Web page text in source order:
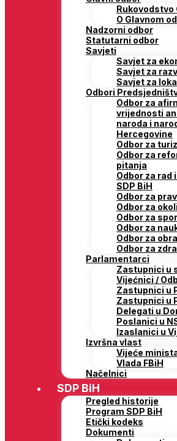
Rukovodstvo
O Glavnom
Nadzorni odbor
Statutarni odbor
Savjeti
Savjet za
Savjet za
Savjet za
Odbori
Odbor za
vrijednosti
naroda i
Hercegovine
Odbor za
Odbor za
pitanja
Odbor za rad
SDP BiH
Odbor za
Odbor za
Odbor za
Odbor za
Odbor za
Odbor za
Parlamentarci
Zastupnici u
Vijećnici /
Zastupnici u
Zastupnici u
Delegati u
Poslanici u
Izaslanici u
Izvršna vlast
Vijeće
Vlada FBiH
Načelnici
SDP BiH
Pregled historije
Program SDP BiH
Etički kodeks
Dokumenti